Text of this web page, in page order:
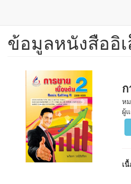
ข้าม
ข้อมูลหนังสืออิ
ห
ผู้
เ